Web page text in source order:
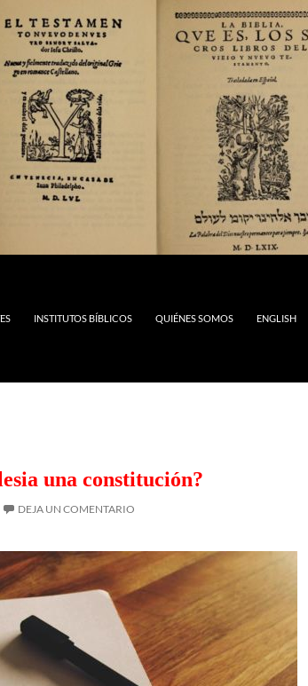
INSTITUTOS BÍBLICOS QUIÉNES SOMOS ENGLISH
una constitución?
DEJA UN COMENTARIO